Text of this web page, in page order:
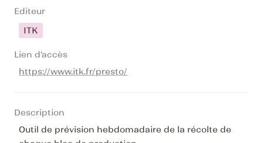
Editeur
ITK
Lien d'accès
https://www.itk.fr/presto/
Description
Outil de prévision hebdomadaire de la récolte de